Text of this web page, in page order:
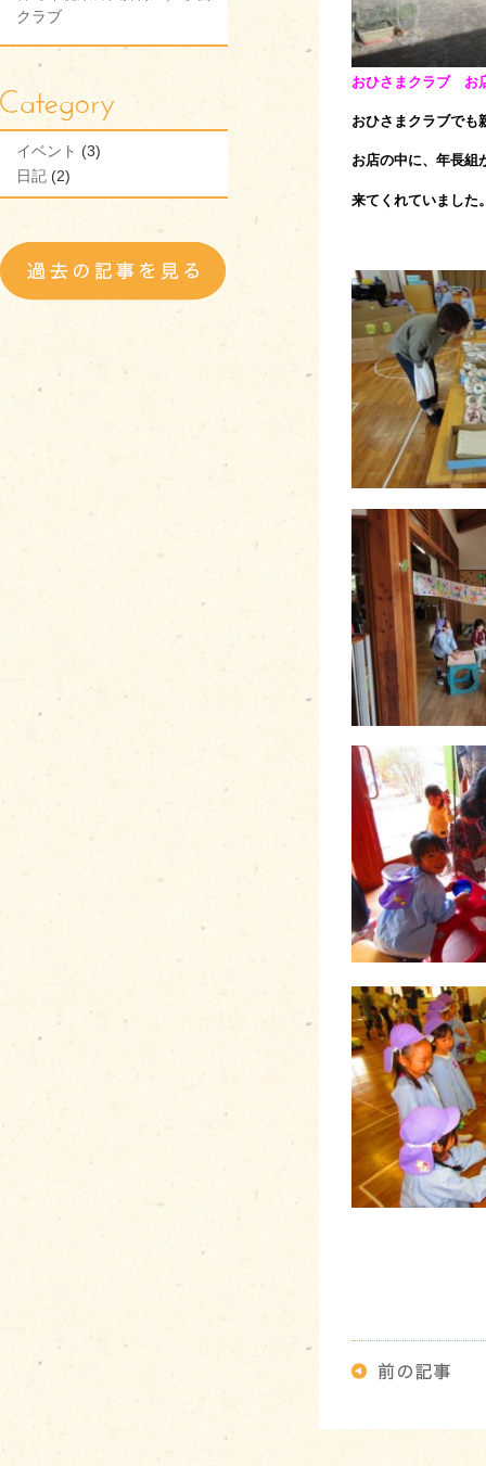
クラブ
イベント (3)
日記 (2)
おひさまクラブ お
おひさまクラブでも
お店の中に、年長組
来てくれていました